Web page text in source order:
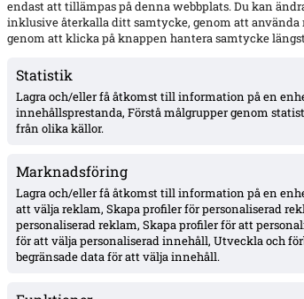
endast att tillämpas på denna webbplats. Du kan
inklusive återkalla ditt samtycke, genom att använda
genom att klicka på knappen hantera samtycke
Statistik
Lagra och/eller få åtkomst till information på en
innehållsprestanda, Förstå målgrupper genom
från olika källor.
Marknadsföring
Lagra och/eller få åtkomst till information på en
att välja reklam, Skapa profiler för personaliserad
personaliserad reklam, Skapa profiler för att
för att välja personaliserad innehåll, Utveckla och
begränsade data för att välja innehåll.